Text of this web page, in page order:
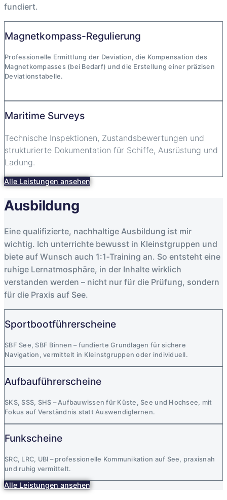
fundiert.
Magnetkompass-Regulierung
Professionelle Ermittlung der Deviation, die Kompensation des
Magnetkompasses (bei Bedarf) und die Erstellung einer präzisen
Deviationstabelle.
Maritime Surveys
Technische Inspektionen, Zustandsbewertungen und
strukturierte Dokumentation für Schiffe, Ausrüstung und
Ladung.
Alle Leistungen ansehen
Ausbildung
Eine qualifizierte, nachhaltige Ausbildung ist mir
wichtig. Ich unterrichte bewusst in Kleinstgruppen und
biete auf Wunsch auch 1:1‑Training an. So entsteht eine
ruhige Lernatmosphäre, in der Inhalte wirklich
verstanden werden – nicht nur für die Prüfung, sondern
für die Praxis auf See.
Sportbootführerscheine
SBF See, SBF Binnen – fundierte Grundlagen für sichere
Navigation, vermittelt in Kleinstgruppen oder individuell.
Aufbauführerscheine
SKS, SSS, SHS – Aufbauwissen für Küste, See und Hochsee, mit
Fokus auf Verständnis statt Auswendiglernen.
Funkscheine
SRC, LRC, UBI – professionelle Kommunikation auf See, praxisnah
und ruhig vermittelt.
Alle Leistungen ansehen